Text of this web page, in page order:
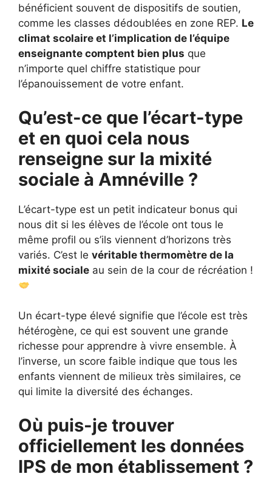
bénéficient souvent de dispositifs de soutien,
comme les classes dédoublées en zone REP. Le
climat scolaire et l’implication de l’équipe
enseignante comptent bien plus que
n’importe quel chiffre statistique pour
l’épanouissement de votre enfant.
Qu’est-ce que l’écart-type
et en quoi cela nous
renseigne sur la mixité
sociale à Amnéville ?
L’écart-type est un petit indicateur bonus qui
nous dit si les élèves de l’école ont tous le
même profil ou s’ils viennent d’horizons très
variés. C’est le véritable thermomètre de la
mixité sociale au sein de la cour de récréation !
Un écart-type élevé signifie que l’école est très
hétérogène, ce qui est souvent une grande
richesse pour apprendre à vivre ensemble. À
l’inverse, un score faible indique que tous les
enfants viennent de milieux très similaires, ce
qui limite la diversité des échanges.
Où puis-je trouver
officiellement les données
IPS de mon établissement ?